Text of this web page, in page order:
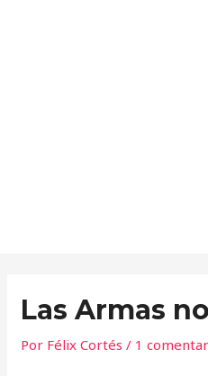
Las Armas
Por Félix Cortés/ 1